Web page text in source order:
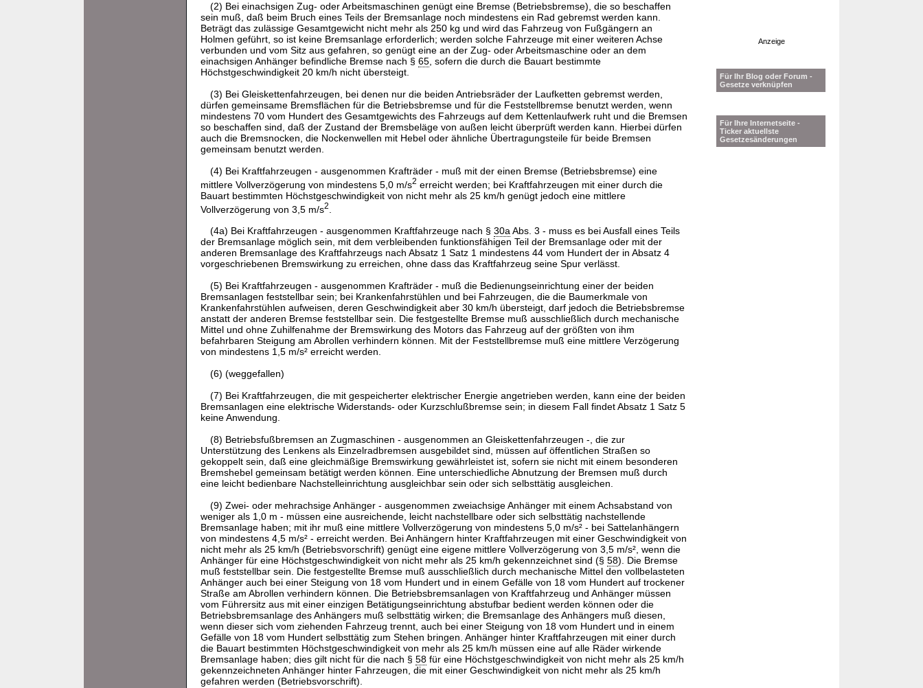
(2) Bei einachsigen Zug- oder Arbeitsmaschinen genügt eine Bremse (Betriebsbremse), die so beschaffen
sein muß, daß beim Bruch eines Teils der Bremsanlage noch mindestens ein Rad gebremst werden kann.
Beträgt das zulässige Gesamtgewicht nicht mehr als 250 kg und wird das Fahrzeug von Fußgängern an
Holmen geführt, so ist keine Bremsanlage erforderlich; werden solche Fahrzeuge mit einer weiteren Achse
verbunden und vom Sitz aus gefahren, so genügt eine an der Zug- oder Arbeitsmaschine oder an dem
einachsigen Anhänger befindliche Bremse nach § 65 , sofern die durch die Bauart bestimmte
Höchstgeschwindigkeit 20 km/h nicht übersteigt.
(3) Bei Gleiskettenfahrzeugen, bei denen nur die beiden Antriebsräder der Laufketten gebremst werden,
dürfen gemeinsame Bremsflächen für die Betriebsbremse und für die Feststellbremse benutzt werden, wenn
mindestens 70 vom Hundert des Gesamtgewichts des Fahrzeugs auf dem Kettenlaufwerk ruht und die Bremsen
so beschaffen sind, daß der Zustand der Bremsbeläge von außen leicht überprüft werden kann. Hierbei dürfen
auch die Bremsnocken, die Nockenwellen mit Hebel oder ähnliche Übertragungsteile für beide Bremsen
gemeinsam benutzt werden.
(4) Bei Kraftfahrzeugen - ausgenommen Krafträder - muß mit der einen Bremse (Betriebsbremse) eine
mittlere Vollverzögerung von mindestens 5,0 m/s2 erreicht werden; bei Kraftfahrzeugen mit einer durch die
Bauart bestimmten Höchstgeschwindigkeit von nicht mehr als 25 km/h genügt jedoch eine mittlere
Vollverzögerung von 3,5 m/s2
(4a) Bei Kraftfahrzeugen - ausgenommen Kraftfahrzeuge nach § 30aAbs. 3 - muss es bei Ausfall eines Teils
der Bremsanlage möglich sein, mit dem verbleibenden funktionsfähigen Teil der Bremsanlage oder mit der
anderen Bremsanlage des Kraftfahrzeugs nach Absatz 1 Satz 1 mindestens 44 vom Hundert der in Absatz 4
vorgeschriebenen Bremswirkung zu erreichen, ohne dass das Kraftfahrzeug seine Spur verlässt.
(5) Bei Kraftfahrzeugen - ausgenommen Krafträder - muß die Bedienungseinrichtung einer der beiden
Bremsanlagen feststellbar sein; bei Krankenfahrstühlen und bei Fahrzeugen, die die Baumerkmale von
Krankenfahrstühlen aufweisen, deren Geschwindigkeit aber 30 km/h übersteigt, darf jedoch die Betriebsbremse
anstatt der anderen Bremse feststellbar sein. Die festgestellte Bremse muß ausschließlich durch mechanische
Mittel und ohne Zuhilfenahme der Bremswirkung des Motors das Fahrzeug auf der größten von ihm
befahrbaren Steigung am Abrollen verhindern können. Mit der Feststellbremse muß eine mittlere Verzögerung
von mindestens 1,5 m/s² erreicht werden.
(6) (weggefallen)
(7) Bei Kraftfahrzeugen, die mit gespeicherter elektrischer Energie angetrieben werden, kann eine der beiden
Bremsanlagen eine elektrische Widerstands- oder Kurzschlußbremse sein; in diesem Fall findet Absatz 1 Satz 5
keine Anwendung.
(8) Betriebsfußbremsen an Zugmaschinen - ausgenommen an Gleiskettenfahrzeugen -, die zur
Unterstützung des Lenkens als Einzelradbremsen ausgebildet sind, müssen auf öffentlichen Straßen so
gekoppelt sein, daß eine gleichmäßige Bremswirkung gewährleistet ist, sofern sie nicht mit einem besonderen
Bremshebel gemeinsam betätigt werden können. Eine unterschiedliche Abnutzung der Bremsen muß durch
eine leicht bedienbare Nachstelleinrichtung ausgleichbar sein oder sich selbsttätig ausgleichen.
(9) Zwei- oder mehrachsige Anhänger - ausgenommen zweiachsige Anhänger mit einem Achsabstand von
weniger als 1,0 m - müssen eine ausreichende, leicht nachstellbare oder sich selbsttätig nachstellende
Bremsanlage haben; mit ihr muß eine mittlere Vollverzögerung von mindestens 5,0 m/s² - bei Sattelanhängern
von mindestens 4,5 m/s² - erreicht werden. Bei Anhängern hinter Kraftfahrzeugen mit einer Geschwindigkeit von
nicht mehr als 25 km/h (Betriebsvorschrift) genügt eine eigene mittlere Vollverzögerung von 3,5 m/s², wenn die
Anhänger für eine Höchstgeschwindigkeit von nicht mehr als 25 km/h gekennzeichnet sind (§ 58). Die Bremse
muß feststellbar sein. Die festgestellte Bremse muß ausschließlich durch mechanische Mittel den vollbelasteten
Anhänger auch bei einer Steigung von 18 vom Hundert und in einem Gefälle von 18 vom Hundert auf trockener
Straße am Abrollen verhindern können. Die Betriebsbremsanlagen von Kraftfahrzeug und Anhänger müssen
vom Führersitz aus mit einer einzigen Betätigungseinrichtung abstufbar bedient werden können oder die
Betriebsbremsanlage des Anhängers muß selbsttätig wirken; die Bremsanlage des Anhängers muß diesen,
wenn dieser sich vom ziehenden Fahrzeug trennt, auch bei einer Steigung von 18 vom Hundert und in einem
Gefälle von 18 vom Hundert selbsttätig zum Stehen bringen. Anhänger hinter Kraftfahrzeugen mit einer durch
die Bauart bestimmten Höchstgeschwindigkeit von mehr als 25 km/h müssen eine auf alle Räder wirkende
Bremsanlage haben; dies gilt nicht für die nach § 58 für eine Höchstgeschwindigkeit von nicht mehr als 25 km/h
gekennzeichneten Anhänger hinter Fahrzeugen, die mit einer Geschwindigkeit von nicht mehr als 25 km/h
gefahren werden (Betriebsvorschrift).
Anzeige
Für Ihr Blog oder Forum -
Gesetze verknüpfen
Für Ihre Internetseite -
Ticker aktuellste
Gesetzesänderungen